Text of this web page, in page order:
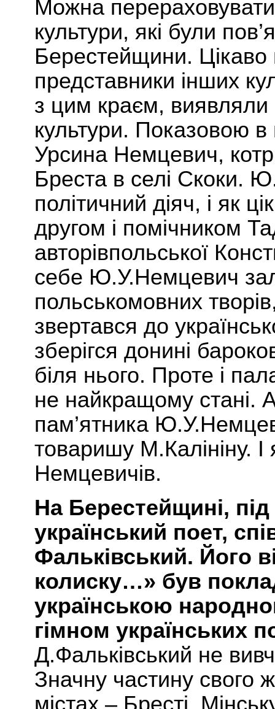
Можна перераховувати
культури, які були
Берестейщини. Цікаво
представники інших
з цим краєм, виявляли
культури. Показовою
Урсина Немцевич,
Бреста в селі Скоки.
політичний діяч, і як
другом і помічником Т
авторівпольської
себе Ю.У.Немцевич
польськомовних
звертався до
зберігся донині
біля нього. Проте і
не найкращому стані.
пам’ятника
товаришу М.Калініну.
Немцевичів.
На Берестейщині,
український поет,
Фальківський. Його
колиску…» був
українською
гімном українських
Д.Фальківський не
Значну частину свого